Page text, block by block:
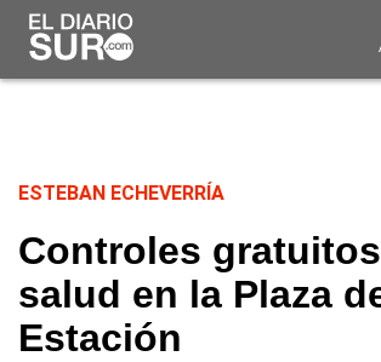
ESTEBAN ECHEVERRÍA
Controles
salud en la Plaza
Estación